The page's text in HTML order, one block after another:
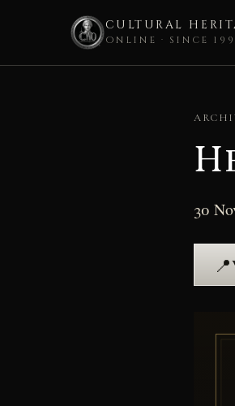
CULTURAL
ONLINE · SINCE
30
📍